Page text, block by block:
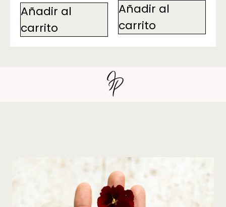
Añadir al
carrito
Añadir al
carrito